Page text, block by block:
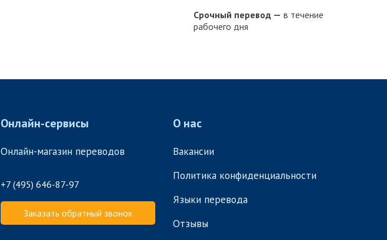
Срочный перевод — в течение
рабочего дня
Онлайн-сервисы
Онлайн-магазин переводов
+7 (495) 646-87-97
Заказать обратный звонок
О нас
Вакансии
Политика конфиденциальности
Языки перевода
Отзывы